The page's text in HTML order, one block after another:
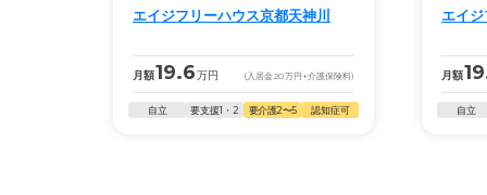
たとえば「カラオケ」「麻雀」が楽しめる施設、
「夫婦入居可」の施設、「看取り可」の施設など、
医療・看護体制から施設を探すこともできます。
幅広い選択肢の中から、条件にあった施設を選ぶ
ことができます。
エイジフリーハウス京都花園の交通アクセス
・JR山陰本線「花園駅」から徒歩8分（約600ｍ）
エイジフリーハウス京都天神川
月額19.6万円 (入居金20万円 +介護保険料)
自立 要支援1・2 要介護2〜5 認知症可
エイ
月額
自立